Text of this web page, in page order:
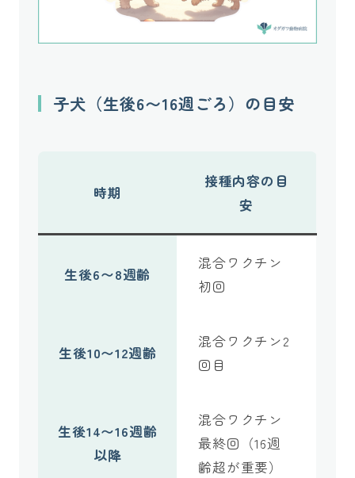
子犬（生後6〜16週ごろ）の目安
時期
接種内容の目
安
生後6〜8週齢
混合ワクチン
初回
生後10〜12週齢
混合ワクチン2
回目
生後14〜16週齢
以降
混合ワクチン
最終回（16週
齢超が重要）